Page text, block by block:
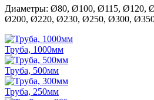
Диаметры: Ø80, Ø100, Ø115, Ø120,
Ø200, Ø220, Ø230, Ø250, Ø300,
Труба, 1000мм
Труба, 500мм
Труба, 250мм